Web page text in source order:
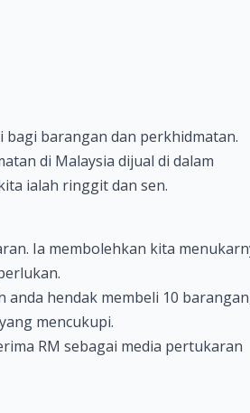
barangan dan perkhidmatan.
di Malaysia dijual di dalam
ialah ringgit dan sen.
Ia membolehkan kita
hendak membeli 10
mencukupi.
RM sebagai media pertukaran